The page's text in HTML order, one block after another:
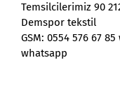
Temsilcilerimiz 90
Demspor tekstil
GSM: 0554 576 67
whatsapp